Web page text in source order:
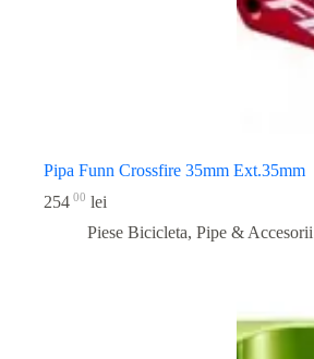
Pipa Funn Crossfire 35mm Ext.35mm
254 00 lei
Piese Bicicleta, Pipe & Accesorii